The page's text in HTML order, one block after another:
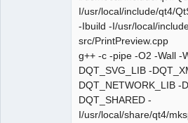
I/usr/local/include/qt4/
-Ibuild -I/usr/local/
src/PrintPreview.cpp
g++ -c -pipe -O2 -Wall -
DQT_SVG_LIB -
DQT_NETWORK_LIB -
DQT_SHARED -
I/usr/local/share/qt4/